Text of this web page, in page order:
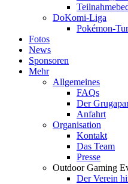
DoKomi-Liga
Pokémon-
Fotos
News
Sponsoren
Mehr
Allgemeines
FAQs
Der
Anfahrt
Organisation
Kontakt
Das Team
Presse
Outdoor Gaming
Der Verein